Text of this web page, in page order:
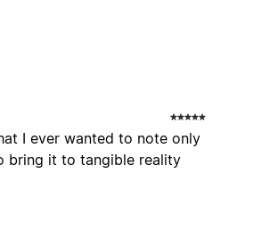
I ever wanted to note only
bring it to tangible reality